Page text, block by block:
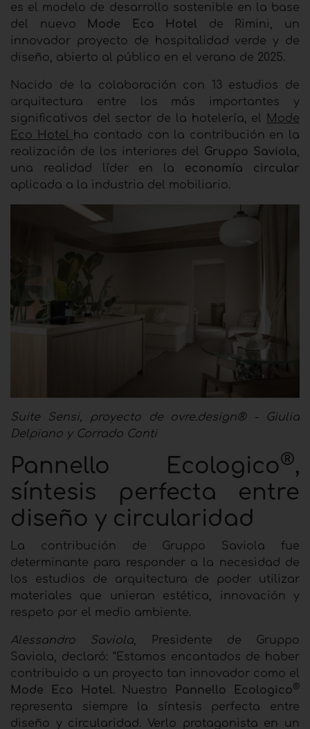
es el modelo de desarrollo sostenible en la base
del nuevo
Mode Eco Hotel de Rimini, un
innovador proyecto de hospitalidad verde y de
diseño, abierto al público en el verano de 2025.
Nacido de la colaboración con 13 estudios de
arquitectura entre los más importantes y
significativos del sector de la hotelería, el
Mode
Eco Hotel ha contado con la contribución en la
realización de los interiores del Gruppo Saviola,
una realidad líder en la economía circular
aplicada a la industria del mobiliario.
Suite Sensi, proyecto de ovre.design® - Giulia
Delpiano y Corrado Conti
Pannello Ecologico®,
síntesis perfecta entre
diseño y circularidad
La contribución de Gruppo Saviola fue
determinante para responder a la necesidad de
los estudios de arquitectura de
poder utilizar
materiales que unieran estética, innovación y
respeto por el medio ambiente.
Alessandro Saviola, Presidente de Gruppo
Saviola, declaró: “Estamos encantados de haber
contribuido a un proyecto tan innovador como el
Mode Eco Hotel. Nuestro Pannello Ecologico®
representa siempre la síntesis perfecta entre
diseño y circularidad. Verlo protagonista en un